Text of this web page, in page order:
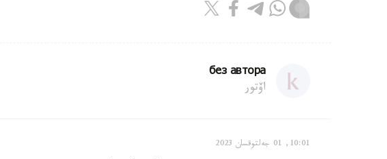
без автора
اۆتور
10:01, 01 جەلتوقسان 2023